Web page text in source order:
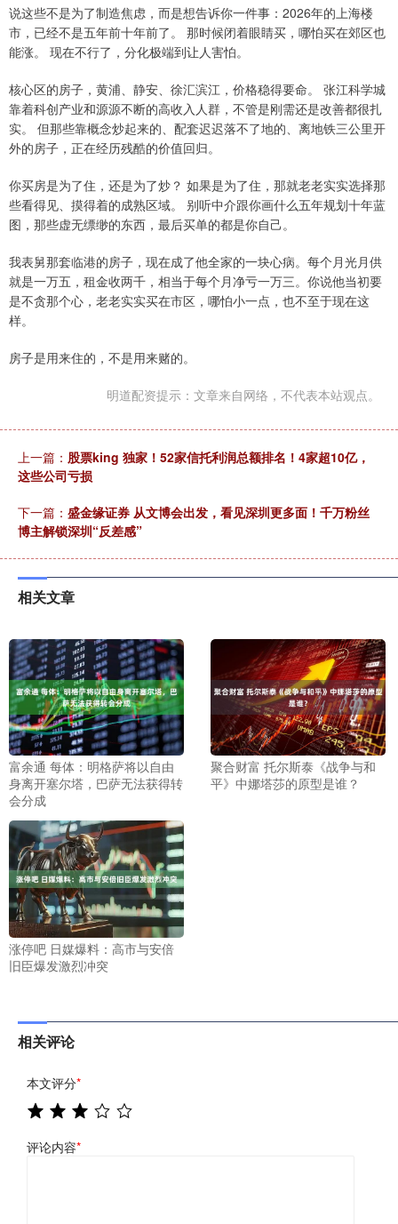
说这些不是为了制造焦虑，而是想告诉你一件事：2026年的上海楼
市，已经不是五年前十年前了。 那时候闭着眼睛买，哪怕买在郊区也
能涨。 现在不行了，分化极端到让人害怕。
核心区的房子，黄浦、静安、徐汇滨江，价格稳得要命。 张江科学城
靠着科创产业和源源不断的高收入人群，不管是刚需还是改善都很扎
实。 但那些靠概念炒起来的、配套迟迟落不了地的、离地铁三公里开
外的房子，正在经历残酷的价值回归。
你买房是为了住，还是为了炒？ 如果是为了住，那就老老实实选择那
些看得见、摸得着的成熟区域。 别听中介跟你画什么五年规划十年蓝
图，那些虚无缥缈的东西，最后买单的都是你自己。
我表舅那套临港的房子，现在成了他全家的一块心病。每个月光月供
就是一万五，租金收两千，相当于每个月净亏一万三。你说他当初要
是不贪那个心，老老实实买在市区，哪怕小一点，也不至于现在这
样。
房子是用来住的，不是用来赌的。
明道配资提示：文章来自网络，不代表本站观点。
上一篇： 股票king 独家！52家信托利润总额排名！4家超10亿，
这些公司亏损
下一篇： 盛金缘证券 从文博会出发，看见深圳更多面！千万粉丝
博主解锁深圳“反差感”
相关文章
富余通 每体：明格萨将以自由
身离开塞尔塔，巴萨无法获得转
会分成
聚合财富 托尔斯泰《战争与和
平》中娜塔莎的原型是谁？
涨停吧 日媒爆料：高市与安倍
旧臣爆发激烈冲突
相关评论
本文评分*
评论内容*